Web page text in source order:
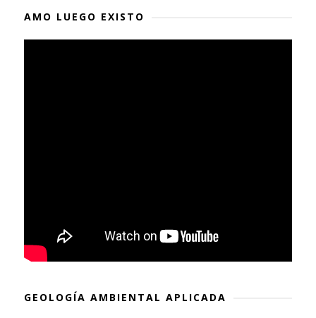
AMO LUEGO EXISTO
GEOLOGÍA AMBIENTAL APLICADA